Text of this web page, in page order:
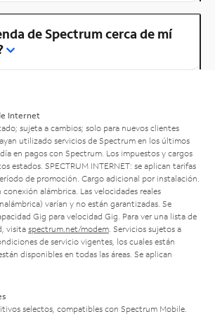
de Spectrum cerca de mí
Internet
sujeta a cambios; solo para nuevos clientes
utilizado servicios de Spectrum en los últimos
en pagos con Spectrum. Los impuestos y cargos
estados. SPECTRUM INTERNET: se aplican tarifas
de promoción. Cargo adicional por instalación.
conexión alámbrica. Las velocidades reales
varían y no están garantizadas. Se
Gig para velocidad Gig. Para ver una lista de
visita spectrum.net/modem . Servicios sujetos a
de servicio vigentes, los cuales están
disponibles en todas las áreas. Se aplican
selectos, compatibles con Spectrum Mobile.